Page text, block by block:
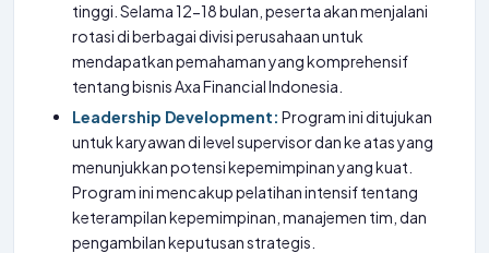
tinggi. Selama 12-18 bulan, peserta akan menjalani
rotasi di berbagai divisi perusahaan untuk
mendapatkan pemahaman yang komprehensif
tentang bisnis Axa Financial Indonesia.
Leadership Development: Program ini ditujukan
untuk karyawan di level supervisor dan ke atas yang
menunjukkan potensi kepemimpinan yang kuat.
Program ini mencakup pelatihan intensif tentang
keterampilan kepemimpinan, manajemen tim, dan
pengambilan keputusan strategis.